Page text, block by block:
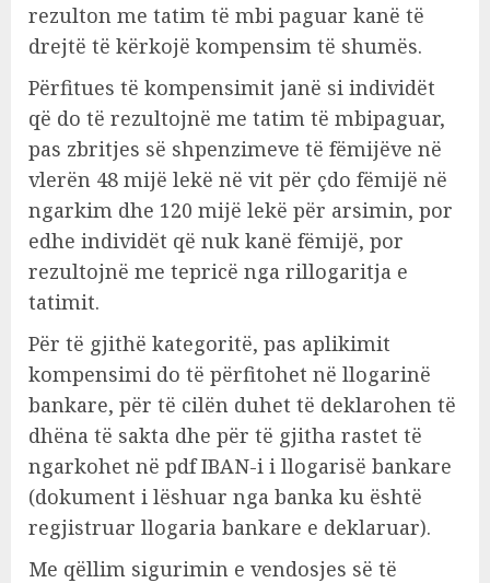
rezulton me tatim të mbi paguar kanë të
drejtë të kërkojë kompensim të shumës.
Përfitues të kompensimit janë si individët
që do të rezultojnë me tatim të mbipaguar,
pas zbritjes së shpenzimeve të fëmijëve në
vlerën 48 mijë lekë në vit për çdo fëmijë në
ngarkim dhe 120 mijë lekë për arsimin, por
edhe individët që nuk kanë fëmijë, por
rezultojnë me tepricë nga rillogaritja e
tatimit.
Për të gjithë kategoritë, pas aplikimit
kompensimi do të përfitohet në llogarinë
bankare, për të cilën duhet të deklarohen të
dhëna të sakta dhe për të gjitha rastet të
ngarkohet në pdf IBAN-i i llogarisë bankare
(dokument i lëshuar nga banka ku është
regjistruar llogaria bankare e deklaruar).
Me qëllim sigurimin e vendosjes së të